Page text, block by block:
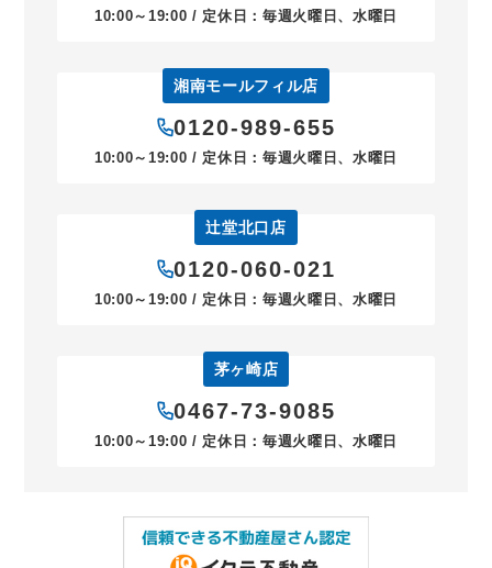
10:00～19:00 / 定休日：毎週火曜日、水曜日
湘南モールフィル店
0120-989-655
10:00～19:00 / 定休日：毎週火曜日、水曜日
辻堂北口店
0120-060-021
10:00～19:00 / 定休日：毎週火曜日、水曜日
茅ヶ崎店
0467-73-9085
10:00～19:00 / 定休日：毎週火曜日、水曜日